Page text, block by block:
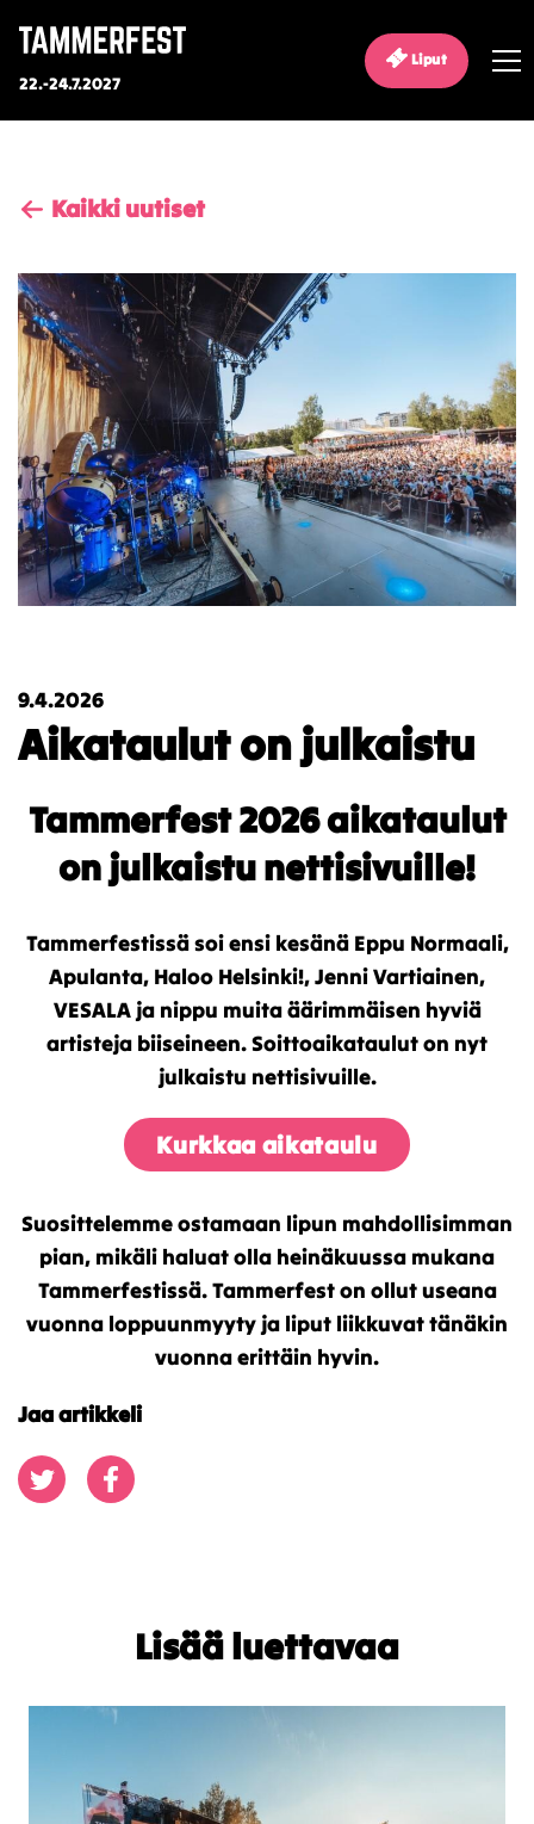
22.-24.7.2027
Liput
Kaikki uutiset
9.4.2026
Aikataulut on julkaistu
Tammerfest 2026 aikataulut
on julkaistu nettisivuille!
Tammerfestissä soi ensi kesänä Eppu Normaali,
Apulanta, Haloo Helsinki!, Jenni Vartiainen,
VESALA ja nippu muita äärimmäisen hyviä
artisteja biiseineen. Soittoaikataulut on nyt
julkaistu nettisivuille.
Kurkkaa aikataulu
Suosittelemme ostamaan lipun mahdollisimman
pian, mikäli haluat olla heinäkuussa mukana
Tammerfestissä. Tammerfest on ollut useana
vuonna loppuunmyyty ja liput liikkuvat tänäkin
vuonna erittäin hyvin.
Jaa artikkeli
Jaa TwitterissäJaa Facebookissa
Lisää luettavaa